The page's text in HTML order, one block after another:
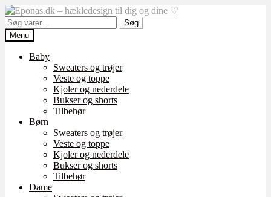
Spring
til
navigation
Spring
til
indhold
Søg
efter:
Søg
Menu
Baby
Sweaters og trøjer
Veste og toppe
Kjoler og nederdele
Bukser og shorts
Tilbehør
Børn
Sweaters og trøjer
Veste og toppe
Kjoler og nederdele
Bukser og shorts
Tilbehør
Dame